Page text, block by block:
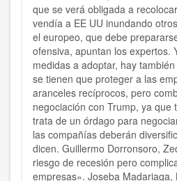
que se verá obligada a
vendía a EE UU inundando
el europeo, que debe
ofensiva, apuntan los expertos.
medidas a adoptar, hay
se tienen que proteger a las
aranceles recíprocos, pero
negociación con Trump, ya que
trata de un órdago para
las compañías deberán
dicen. Guillermo Dorronsoro,
riesgo de recesión pero
empresas». Joseba Madariaga,